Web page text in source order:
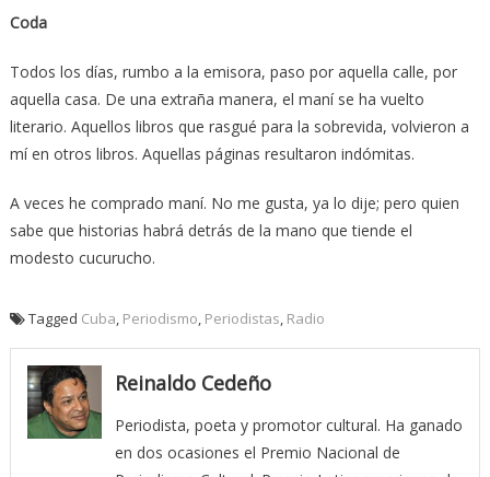
Coda
Todos los días, rumbo a la emisora, paso por aquella calle, por
aquella casa. De una extraña manera, el maní se ha vuelto
literario. Aquellos libros que rasgué para la sobrevida, volvieron a
mí en otros libros. Aquellas páginas resultaron indómitas.
A veces he comprado maní. No me gusta, ya lo dije; pero quien
sabe que historias habrá detrás de la mano que tiende el
modesto cucurucho.
Tagged Cuba Periodismo Periodistas Radio
Reinaldo Cedeño
Periodista, poeta y promotor cultural. Ha ganado
en dos ocasiones el Premio Nacional de